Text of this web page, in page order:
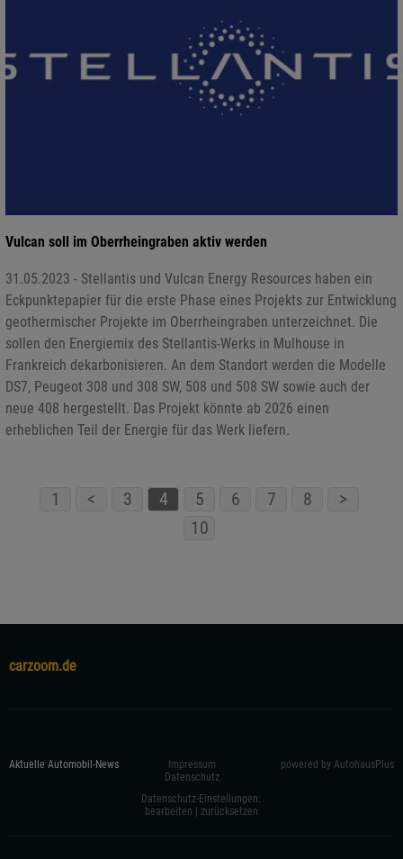
Vulcan soll im Oberrheingraben aktiv werden
31.05.2023 - Stellantis und Vulcan Energy Resources haben ein
Eckpunktepapier für die erste Phase eines Projekts zur Entwicklung
geothermischer Projekte im Oberrheingraben unterzeichnet. Die
sollen den Energiemix des Stellantis-Werks in Mulhouse in
Frankreich dekarbonisieren. An dem Standort werden die Modelle
DS7, Peugeot 308 und 308 SW, 508 und 508 SW sowie auch der
neue 408 hergestellt. Das Projekt könnte ab 2026 einen
erheblichen Teil der Energie für das Werk liefern.
1 < 3 4 5 6 7 8
>
10
carzoom.de
Aktuelle Automobil-News
Impressum
Datenschutz
Datenschutz-Einstellungen:
bearbeiten
zurücksetzen
powered by AutohausPlus